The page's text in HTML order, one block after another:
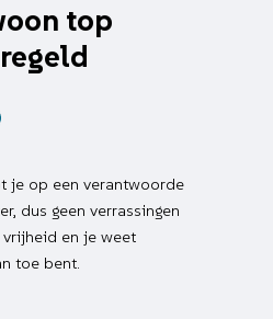
top
je op een verantwoorde
dus geen verrassingen
en je weet
toe bent.